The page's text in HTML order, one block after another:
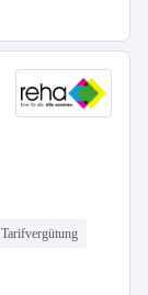
Tarifvergütung